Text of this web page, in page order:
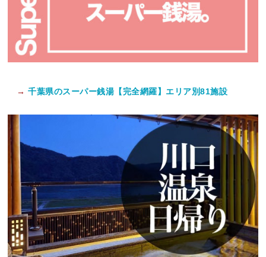
→ 千葉県のスーパー銭湯【完全網羅】エリア別81施設